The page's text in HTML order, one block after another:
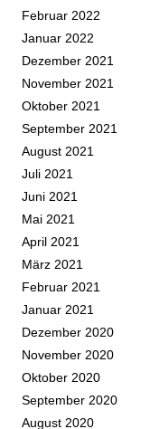
Februar 2022
Januar 2022
Dezember 2021
November 2021
Oktober 2021
September 2021
August 2021
Juli 2021
Juni 2021
Mai 2021
April 2021
März 2021
Februar 2021
Januar 2021
Dezember 2020
November 2020
Oktober 2020
September 2020
August 2020